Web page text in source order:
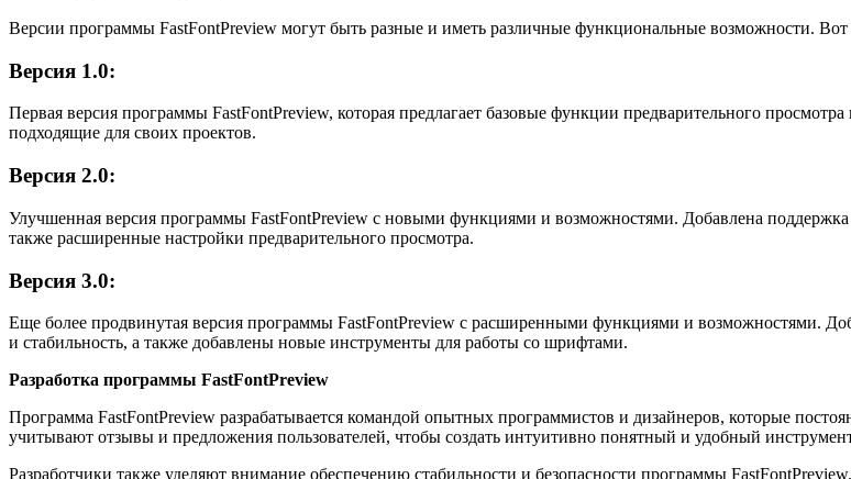
Версии программы FastFontPreview могут быть разные и иметь различные функциональные возможности.
Версия 1.0:
Первая версия программы FastFontPreview, которая предлагает базовые функции предварительного
подходящие для своих проектов.
Версия 2.0:
Улучшенная версия программы FastFontPreview с новыми функциями и возможностями. Добавлена
также расширенные настройки предварительного просмотра.
Версия 3.0:
Еще более продвинутая версия программы FastFontPreview с расширенными функциями и возможностями.
и стабильность, а также добавлены новые инструменты для работы со шрифтами.
Разработка программы FastFontPreview
Программа FastFontPreview разрабатывается командой опытных программистов и дизайнеров, которые
учитывают отзывы и предложения пользователей, чтобы создать интуитивно понятный и удобный
Разработчики также уделяют внимание обеспечению стабильности и безопасности программы